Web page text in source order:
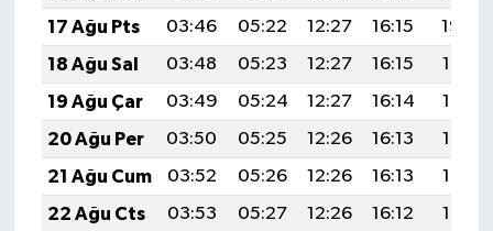
17 Ağu Pts
03:46 05:22 12:27 16:15
19:22
18 Ağu Sal
03:48 05:23 12:27 16:15
19:21
19 Ağu Çar
03:49 05:24 12:27 16:14
19:19
20 Ağu Per
03:50 05:25 12:26 16:13
19:18
21 Ağu Cum
03:52 05:26 12:26 16:13
19:16
22 Ağu Cts
03:53 05:27 12:26 16:12
19:15